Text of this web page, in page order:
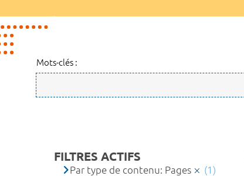
Mots-clés :
FILTRES ACTIFS
Par type de contenu: Pages
(1)